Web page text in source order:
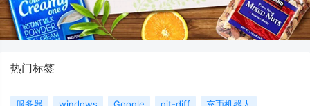
热门标签
服务器 windows Google git-diff
充币机器人